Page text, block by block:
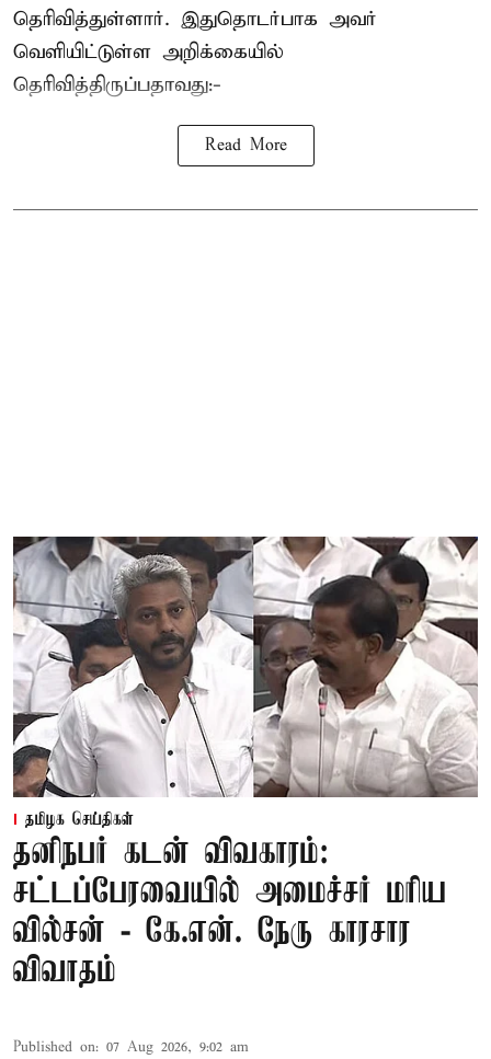
தெரிவித்துள்ளார். இதுதொடர்பாக அவர்
வெளியிட்டுள்ள அறிக்கையில்
தெரிவித்திருப்பதாவது:-
Read More
தமிழக செய்திகள்
தனிநபர் கடன் விவகாரம்:
சட்டப்பேரவையில் அமைச்சர் மரிய
வில்சன் - கே.என். நேரு காரசார
விவாதம்
Published on: 07 Aug 2026, 9:02 am